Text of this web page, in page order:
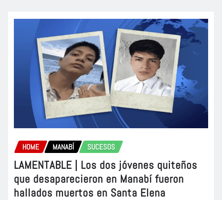
HOME MANABÍ SUCESOS
LAMENTABLE | Los dos jóvenes quiteños
que desaparecieron en Manabí fueron
hallados muertos en Santa Elena